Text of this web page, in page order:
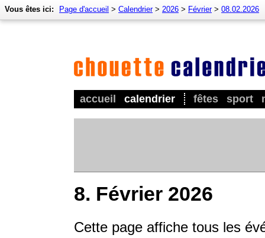
accueil calendrier fêtes sport
Vous êtes ici: Page d'accueil > Calendrier> 2026 > Février> 08.02.2026
8. Février 2026
Cette page affiche tous les